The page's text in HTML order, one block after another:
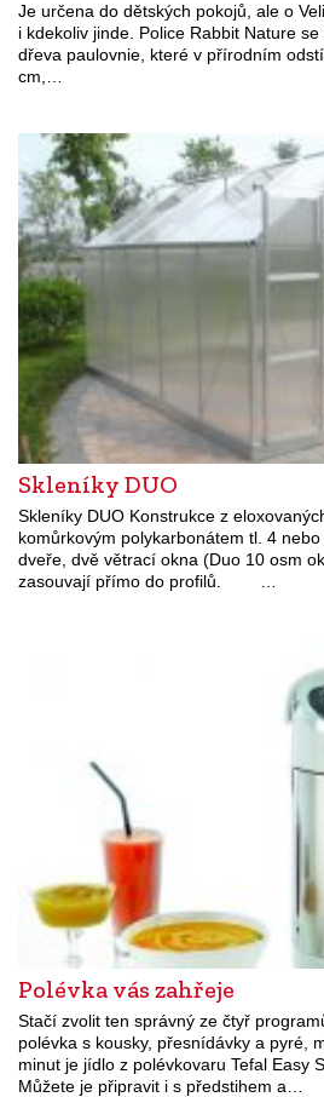
Je určena do dětských pokojů, ale o
i kdekoliv jinde. Police Rabbit Nature
dřeva paulovnie, které v přírodním
cm,…
Skleníky DUO
­Skleníky DUO Konstrukce z
komůrkovým polykarbonátem tl. 4
dveře, dvě větrací okna (Duo 10 osm
zasouvají přímo do profi­lů. …
Polévka vás zahřeje
Stačí zvolit ten správný ze čtyř
polévka s kousky, přesnídávky a pyré,
minut je jídlo z polévkovaru Tefal Easy
Můžete je připravit i s předstihem a…